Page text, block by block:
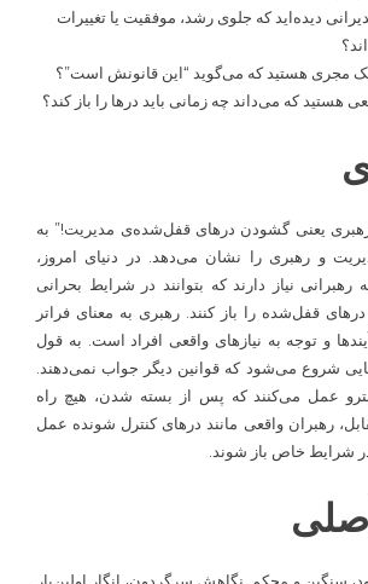
دیده‌اید که جلوی رشد، موفقیت یا تغییرات
مجری هستید که می‌گوید “این قانونش است”؟
هستید که می‌داند چه زمانی باید درها را باز کند؟
یعنی گشودن درهای قفل‌شده‌ی مدیریت!” به
و رهبری را نشان می‌دهد. در دنیای امروز،
نیاز دارند که بتوانند در شرایط بحرانی
قفل‌شده را باز کنند. رهبری به معنای فراتر
و توجه به نیازهای واقعی افراد است. به قول
شروع می‌شود که قوانین دیگر جواب نمی‌دهند.
عمل می‌کنند که پس از بسته شدن، هیچ راه
رهبران واقعی مانند درهای کنترل شونده عمل
شرایط خاص باز شوند.
و محکم. نگاهش سرگردون، انگار اولین‌بار